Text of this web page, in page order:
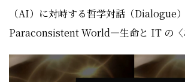
（AI）に対峙する哲学対話（Dialogue
Paraconsistent World―生命と IT の〈